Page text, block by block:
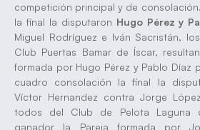
competición principal y de
la final la disputaron Hugo Pérez y
Miguel Rodríguez e Iván Sacristán,
Club Puertas Bamar de Íscar,
formada por Hugo Pérez y Pablo Díaz
cuadro consolación la final la
Víctor Hernandez contra Jorge
todos del Club de Pelota Laguna
ganador la Pareja formada por